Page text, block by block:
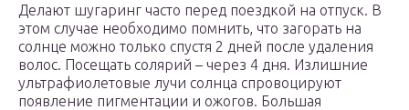
Делают шугаринг часто перед поездкой на отпуск. В
этом случае необходимо помнить, что загорать на
солнце можно только спустя 2 дней после удаления
волос. Посещать солярий – через 4 дня. Излишние
ультрафиолетовые лучи солнца спровоцируют
появление пигментации и ожогов. Большая